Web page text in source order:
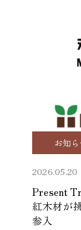
お知
2026.05.20
Present
紅木材が
参入